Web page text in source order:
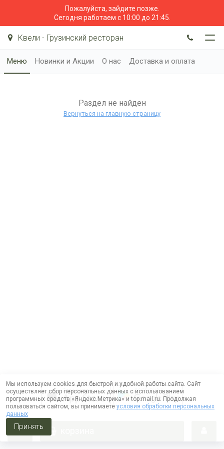
Пожалуйста, зайдите позже.
Сегодня работаем с 10:00 до 21:45.
Квели - Грузинский ресторан
Меню Новинки и Акции О нас Доставка и оплата
Раздел не найден
Вернуться на главную страницу
Мы используем cookies для быстрой и удобной работы сайта. Сайт
осуществляет сбор персональных данных с использованием
программных средств «Яндекс.Метрика» и top.mail.ru. Продолжая
пользоваться сайтом, вы принимаете условия обработки персональных
данных
Принять